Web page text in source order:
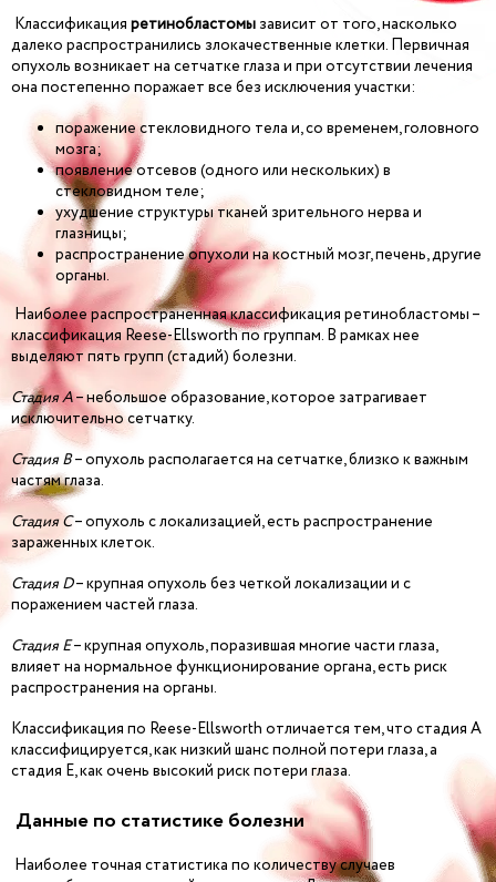
Классификация ретинобластомы зависит от того, насколько
далеко распространились злокачественные клетки. Первичная
опухоль возникает на сетчатке глаза и при отсутствии лечения
она постепенно поражает все без исключения участки:
поражение стекловидного тела и, со временем, головного
мозга;
появление отсевов (одного или нескольких) в
стекловидном теле;
ухудшение структуры тканей зрительного нерва и
глазницы;
распространение опухоли на костный мозг, печень, другие
органы.
Наиболее распространенная классификация ретинобластомы –
классификация Reese-Ellsworth по группам. В рамках нее
выделяют пять групп (стадий) болезни.
Стадия A– небольшое образование, которое затрагивает
исключительно сетчатку.
Стадия B– опухоль располагается на сетчатке, близко к важным
частям глаза.
Стадия C– опухоль с локализацией, есть распространение
зараженных клеток.
Стадия D– крупная опухоль без четкой локализации и с
поражением частей глаза.
Стадия E– крупная опухоль, поразившая многие части глаза,
влияет на нормальное функционирование органа, есть риск
распространения на органы.
Классификация по Reese-Ellsworth отличается тем, что стадия А
классифицируется, как низкий шанс полной потери глаза, а
стадия Е, как очень высокий риск потери глаза.
Данные по статистике болезни
Наиболее точная статистика по количеству случаев